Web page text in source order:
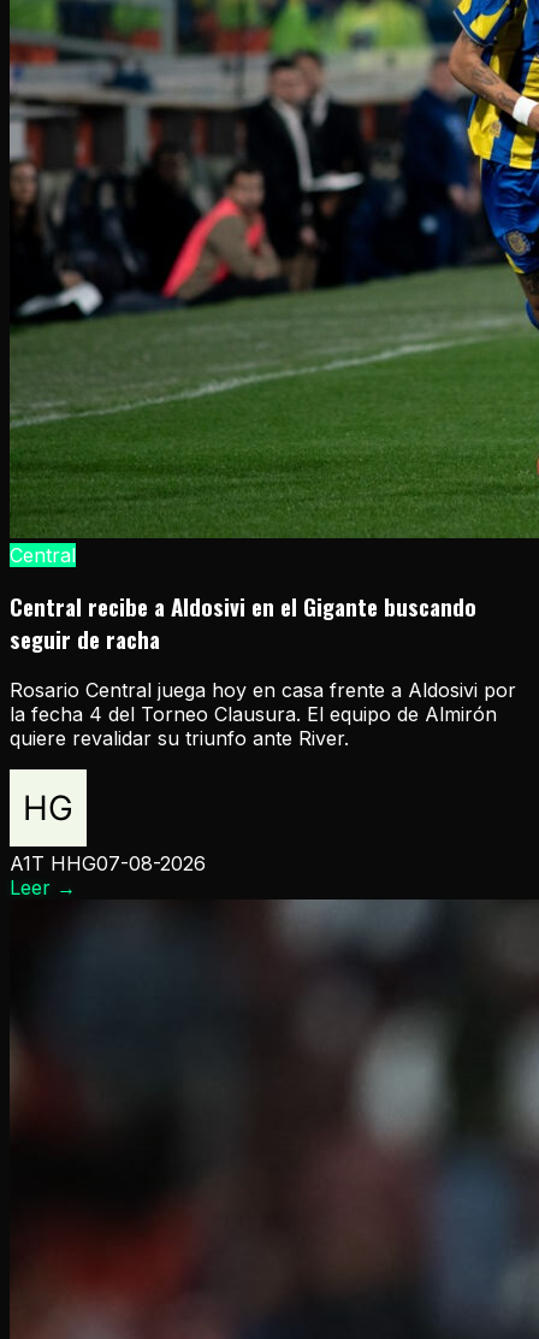
Central
Central recibe a Aldosivi en el Gigante buscando
seguir de racha
Rosario Central juega hoy en casa frente a Aldosivi por
la fecha 4 del Torneo Clausura. El equipo de Almirón
quiere revalidar su triunfo ante River.
A1T HHG07-08-2026
Leer →